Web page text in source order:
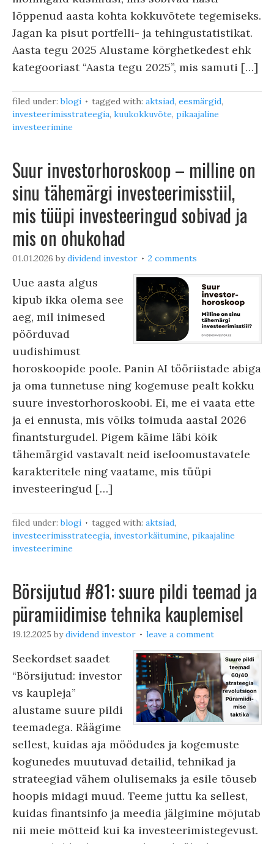
lõppenud aasta kohta kokkuvõtete tegemiseks.
Jagan ka pisut portfelli- ja tehingustatistikat.
Aasta tegu 2025 Alustame kõrghetkedest ehk
kategooriast “Aasta tegu 2025”, mis samuti […]
filed under:blogi tagged with: aktsiad, eesmärgid,
investeerimisstrateegia, kuukokkuvõte, pikaajaline
investeerimine
Suur investorhoroskoop – milline on
sinu tähemärgi investeerimisstiil,
mis tüüpi investeeringud sobivad ja
mis on ohukohad
01.01.2026 bydividend investor 2 comments
Uue aasta algus
kipub ikka olema see
aeg, mil inimesed
pöörduvad
uudishimust
horoskoopide poole. Panin AI tööriistade abiga
ja oma tunnetuse ning kogemuse pealt kokku
suure investorhoroskoobi. Ei, me ei vaata ette
ja ei ennusta, mis võiks toimuda aastal 2026
finantsturgudel. Pigem käime läbi kõik
tähemärgid vastavalt neid iseloomustavatele
karakteritele ning vaatame, mis tüüpi
investeeringud […]
filed under:blogi tagged with: aktsiad,
investeerimisstrateegia, investorkäitumine, pikaajaline
investeerimine
Börsijutud #81: suure pildi teemad ja
püramiidimise tehnika kauplemisel
19.12.2025 bydividend investor leave a comment
Seekordset saadet
“Börsijutud: investor
vs kaupleja”
alustame suure pildi
teemadega. Räägime
sellest, kuidas aja möödudes ja kogemuste
kogunedes muutuvad detailid, tehnikad ja
strateegiad vähem olulisemaks ja esile tõuseb
hoopis midagi muud. Teeme juttu ka sellest,
kuidas finantsinfo ja meedia jälgimine mõjutab
nii meie mõtteid kui ka investeerimistegevust.